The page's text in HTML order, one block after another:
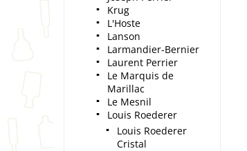
Krug
L'Hoste
Lanson
Larmandier-Bernier
Laurent Perrier
Le Marquis de
Marillac
Le Mesnil
Louis Roederer
Louis Roederer
Cristal